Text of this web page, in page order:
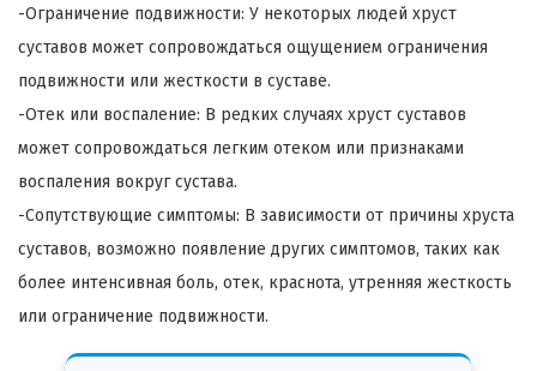
-Ограничение подвижности: У некоторых людей хруст
суставов может сопровождаться ощущением ограничения
подвижности или жесткости в суставе.
-Отек или воспаление: В редких случаях хруст суставов
может сопровождаться легким отеком или признаками
воспаления вокруг сустава.
-Сопутствующие симптомы: В зависимости от причины хруста
суставов, возможно появление других симптомов, таких как
более интенсивная боль, отек, краснота, утренняя жесткость
или ограничение подвижности.